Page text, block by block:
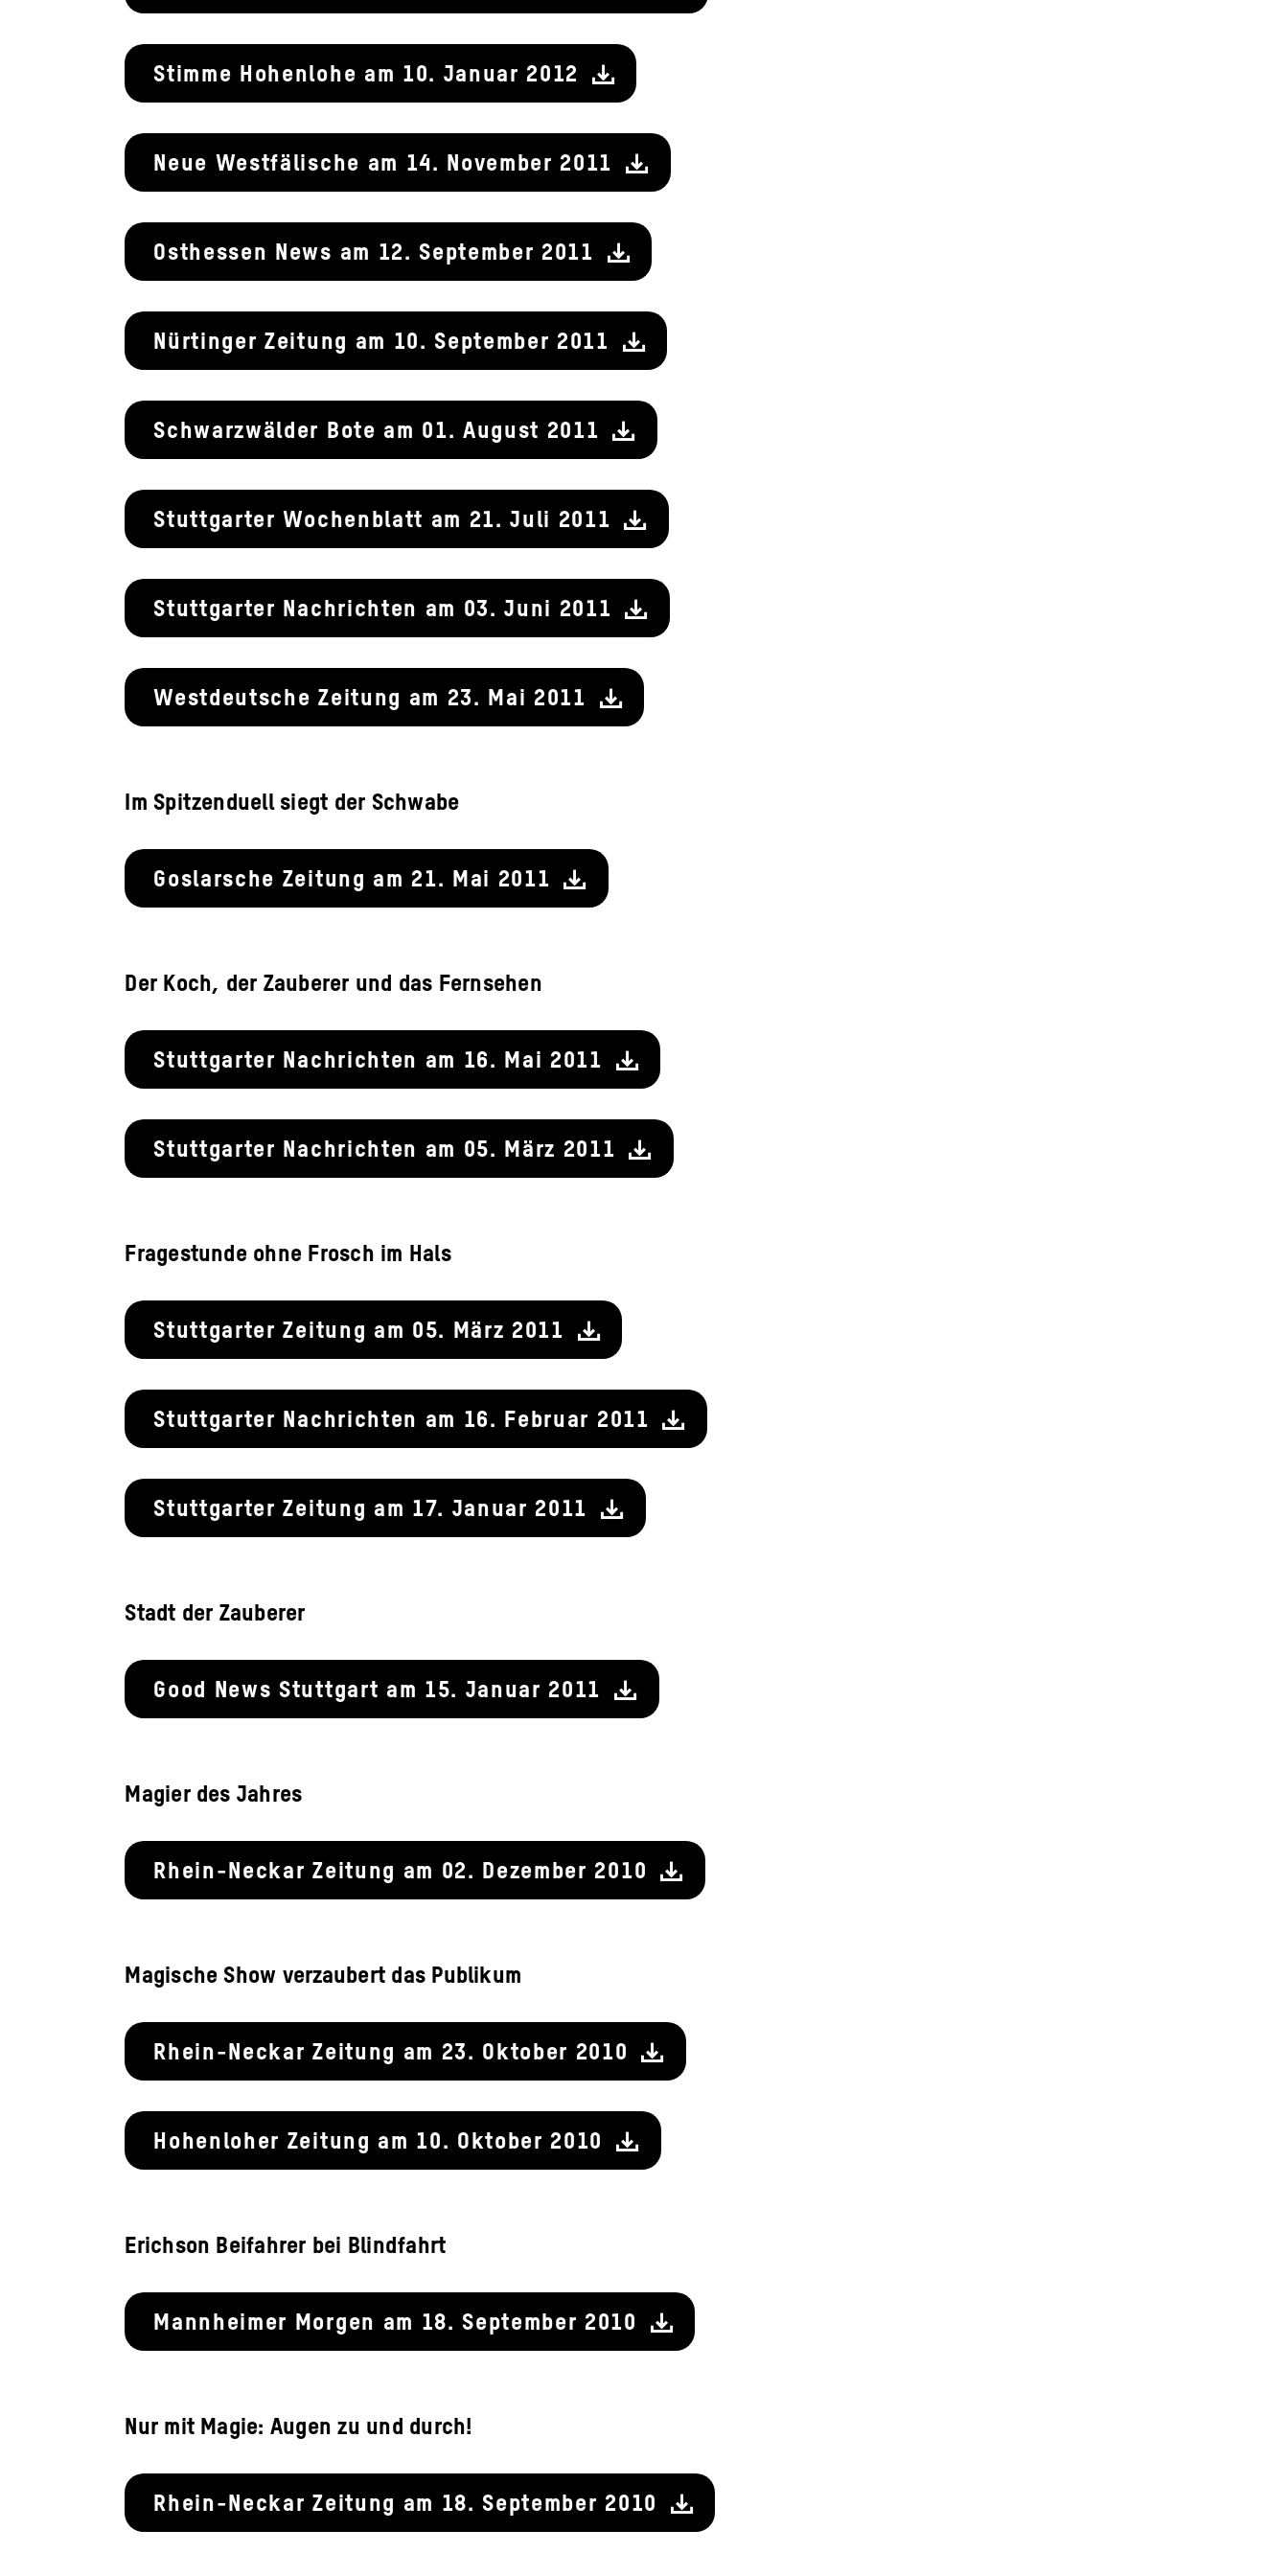
Stimme Hohenlohe am 10. Januar 2012
Neue Westfälische am 14. November 2011
Osthessen News am 12. September 2011
Nürtinger Zeitung am 10. September 2011
Schwarzwälder Bote am 01. August 2011
Stuttgarter Wochenblatt am 21. Juli 2011
Stuttgarter Nachrichten am 03. Juni 2011
Westdeutsche Zeitung am 23. Mai 2011
Im Spitzenduell siegt der Schwabe
Goslarsche Zeitung am 21. Mai 2011
Der Koch, der Zauberer und das Fernsehen
Stuttgarter Nachrichten am 16. Mai 2011
Stuttgarter Nachrichten am 05. März 2011
Fragestunde ohne Frosch im Hals
Stuttgarter Zeitung am 05. März 2011
Stuttgarter Nachrichten am 16. Februar 2011
Stuttgarter Zeitung am 17. Januar 2011
Stadt der Zauberer
Good News Stuttgart am 15. Januar 2011
Magier des Jahres
Rhein-Neckar Zeitung am 02. Dezember 2010
Magische Show verzaubert das Publikum
Rhein-Neckar Zeitung am 23. Oktober 2010
Hohenloher Zeitung am 10. Oktober 2010
Erichson Beifahrer bei Blindfahrt
Mannheimer Morgen am 18. September 2010
Nur mit Magie: Augen zu und durch!
Rhein-Neckar Zeitung am 18. September 2010